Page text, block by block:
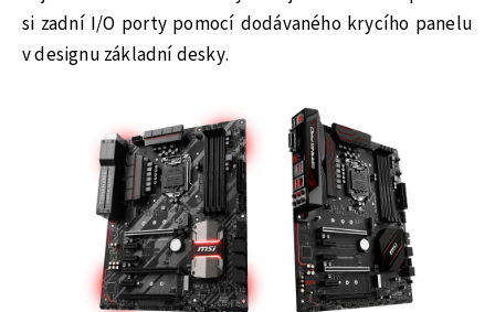
si zadní I/O porty pomocí dodávaného krycího panelu
v designu základní desky.